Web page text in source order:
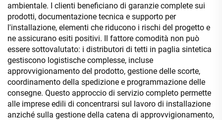
ambientale. I clienti beneficiano di garanzie complete sui
prodotti, documentazione tecnica e supporto per
l'installazione, elementi che riducono i rischi del progetto e
ne assicurano esiti positivi. Il fattore comodità non può
essere sottovalutato: i distributori di tetti in paglia sintetica
gestiscono logistische complesse, incluse
approvvigionamento del prodotto, gestione delle scorte,
coordinamento della spedizione e programmazione delle
consegne. Questo approccio di servizio completo permette
alle imprese edili di concentrarsi sul lavoro di installazione
anziché sulla gestione della catena di approvvigionamento,